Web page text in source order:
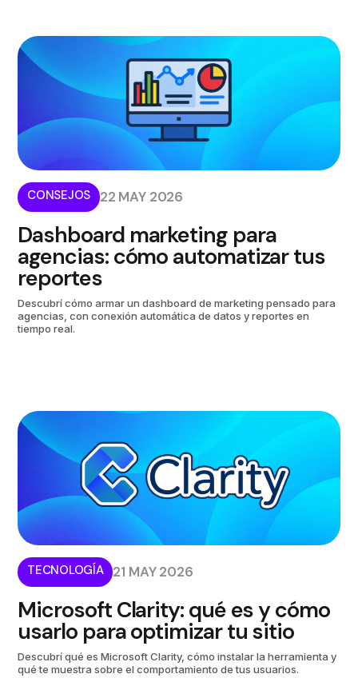
CONSEJOS 22 MAY 2026
Dashboard marketing para
agencias: cómo automatizar tus
reportes
Descubrí cómo armar un dashboard de marketing pensado para
agencias, con conexión automática de datos y reportes en
tiempo real.
TECNOLOGÍA 21 MAY 2026
Microsoft Clarity: qué es y cómo
usarlo para optimizar tu sitio
Descubrí qué es Microsoft Clarity, cómo instalar la herramienta y
qué te muestra sobre el comportamiento de tus usuarios.